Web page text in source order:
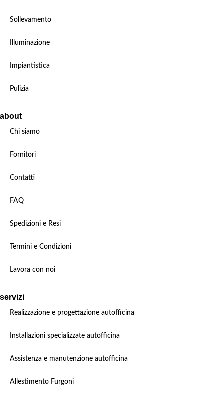
Sollevamento
Illuminazione
Impiantistica
Pulizia
about
Chi siamo
Fornitori
Contatti
FAQ
Spedizioni e Resi
Termini e Condizioni
Lavora con noi
servizi
Realizzazione e progettazione autofficina
Installazioni specializzate autofficina
Assistenza e manutenzione autofficina
Allestimento Furgoni